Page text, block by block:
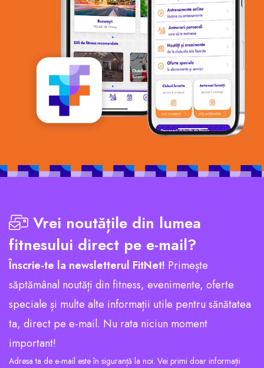
Vrei noutățile din lumea
fitnesului direct pe e-mail?
Înscrie-te la newsletterul FitNet! Primește
săptămânal noutăți din fitness, evenimente, oferte
speciale și multe alte informații utile pentru sănătatea
ta, direct pe e-mail. Nu rata niciun moment
important!
Adresa ta de e-mail este în siguranță la noi. Vei primi doar informații